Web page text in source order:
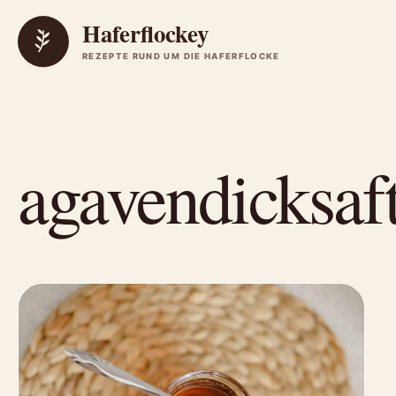
Zum Inhalt springen
Haferflockey
REZEPTE RUND UM DIE HAFERFLOCKE